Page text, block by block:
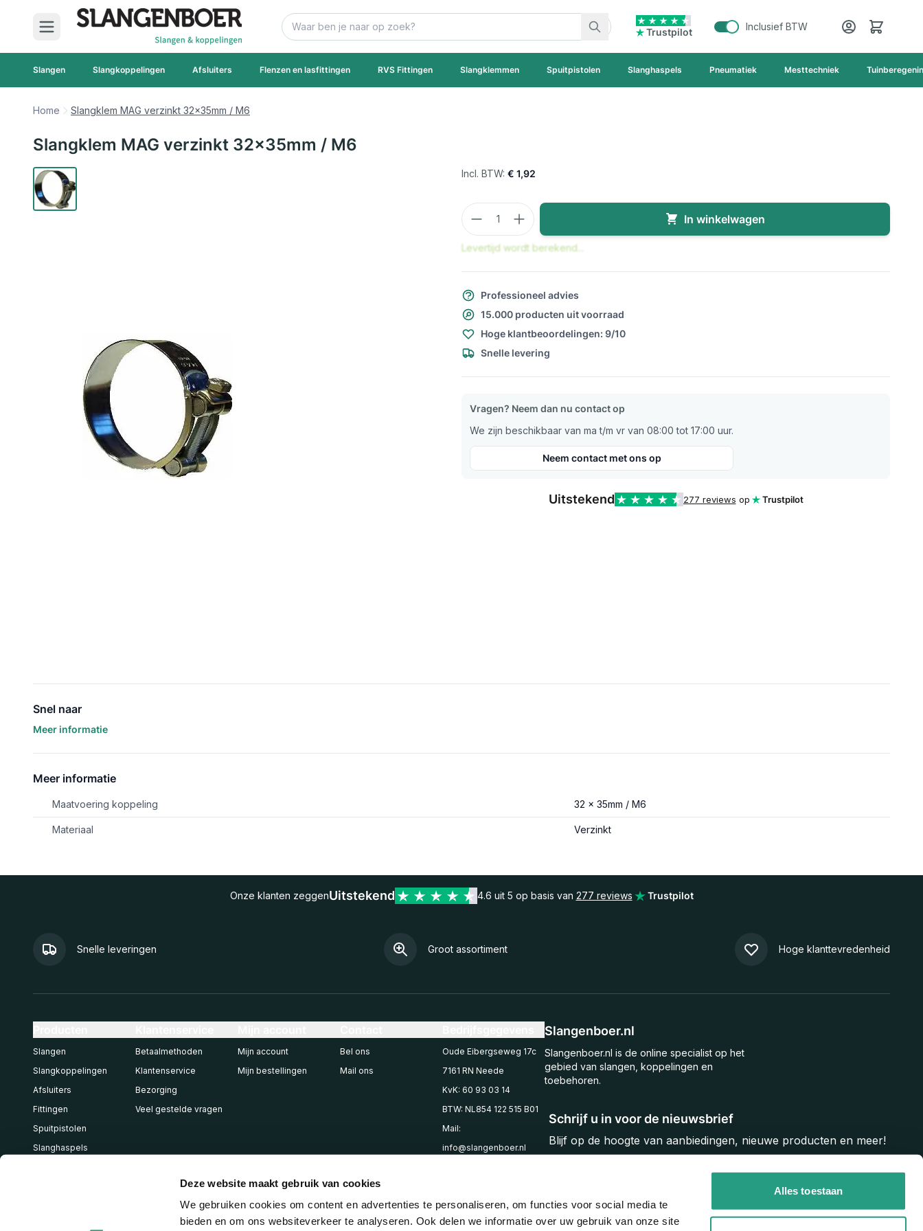
Deze website maakt gebruik van cookies
We gebruiken cookies om content en advertenties te personaliseren, om functies voor social media te
bieden en om ons websiteverkeer te analyseren. Ook delen we informatie over uw gebruik van onze site
Alles toestaan
Ga naar de inhoud
Zoek
Trustpilot
Inclusief BTW Cart
Slangen Slangkoppelingen Afsluiters Flenzen en lasfittingen RVS Fittingen Slangklemmen Spuitpistolen Slanghaspels Pneumatiek Mesttechniek
Home Slangklem MAG verzinkt 32x35mm / M6
Slangklem MAG verzinkt 32x35mm / M6
€ 1,92
Aantal
In winkelwagen
Levertijd wordt berekend...
Professioneel advies
15.000 producten uit voorraad
Hoge klantbeoordelingen: 9/10
Snelle levering
Vragen? Neem dan nu contact op
We zijn beschikbaar van ma t/m vr van 08:00 tot 17:00 uur.
Neem contact met ons op
Uitstekend 277 reviews op Trustpilot
Snel naar
Meer informatie
Meer informatie
Maatvoering koppeling 32 x 35mm / M6
Materiaal Verzinkt
Onze klanten zeggenUitstekend 4.6 uit 5 op basis van 277 reviews Trustpilot
Snelle leveringen Groot assortiment Hoge klanttevredenheid
Schrijf u in voor de nieuwsbrief
Blijf op de hoogte van aanbiedingen, nieuwe producten en meer!
Slangenboer.nl
Slangenboer.nl is de online specialist op het
gebied van slangen, koppelingen en
toebehoren.
Slangen
Slangkoppelingen
Afsluiters
Fittingen
Spuitpistolen
Slanghaspels
Betaalmethoden
Klantenservice
Bezorging
Veel gestelde vragen
Mijn account
Mijn bestellingen
Bel ons
Mail ons
Oude Eibergseweg 17c
7161 RN Neede
KvK: 60 93 03 14
BTW: NL854 122 515 B01
Mail:
info@slangenboer.nl